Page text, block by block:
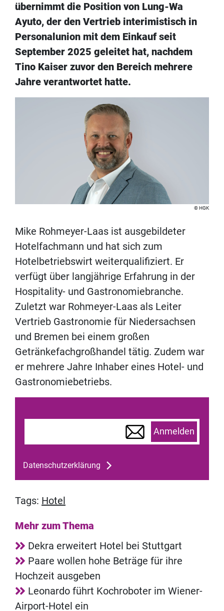
übernimmt die Position von Lung-Wa
Ayuto, der den Vertrieb interimistisch in
Personalunion mit dem Einkauf seit
September 2025 geleitet hat, nachdem
Tino Kaiser zuvor den Bereich mehrere
Jahre verantwortet hatte.
HGK
Mike Rohmeyer-Laas ist ausgebildeter
Hotelfachmann und hat sich zum
Hotelbetriebswirt weiterqualifiziert. Er
verfügt über langjährige Erfahrung in der
Hospitality- und Gastronomiebranche.
Zuletzt war Rohmeyer-Laas als Leiter
Vertrieb Gastronomie für Niedersachsen
und Bremen bei einem großen
Getränkefachgroßhandel tätig. Zudem war
er mehrere Jahre Inhaber eines Hotel- und
Gastronomiebetriebs.
Anmelden
Datenschutzerklärung
Tags: Hotel
Mehr zum Thema
Dekra erweitert Hotel bei Stuttgart
Paare wollen hohe Beträge für ihre
Hochzeit ausgeben
Leonardo führt Kochroboter im Wiener-
Airport-Hotel ein